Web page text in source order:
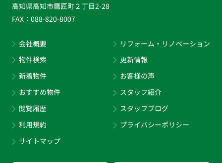
高知県高知市鷹匠町２丁目2-28
FAX： 088-820-8007
会社概要
物件検索
新着物件
おすすめ物件
閲覧履歴
利用規約
サイトマップ
リフォーム・リノベーション
更新情報
お客様の声
スタッフ紹介
スタッフブログ
プライバシーポリシー